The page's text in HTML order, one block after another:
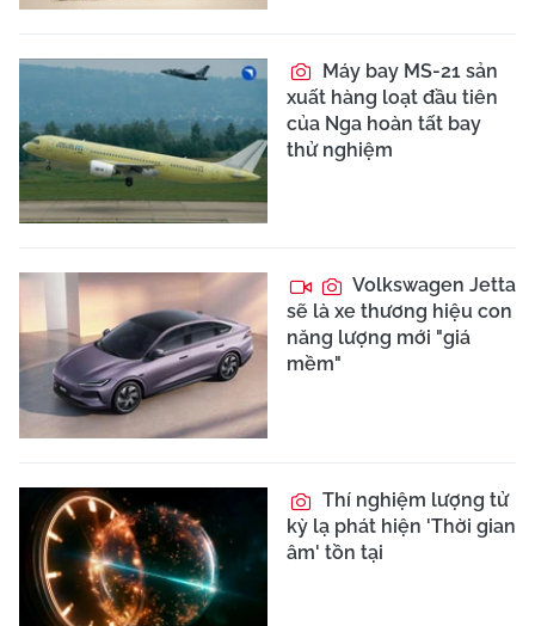
Máy bay MS-21 sản
xuất hàng loạt đầu tiên
của Nga hoàn tất bay
thử nghiệm
Volkswagen Jetta
sẽ là xe thương hiệu con
năng lượng mới "giá
mềm"
Thí nghiệm lượng tử
kỳ lạ phát hiện 'Thời gian
âm' tồn tại